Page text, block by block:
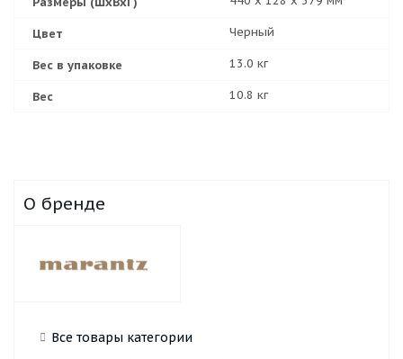
Цвет Черный
Вес в упаковке 13.0 кг
Вес 10.8 кг
О бренде
Все товары категории